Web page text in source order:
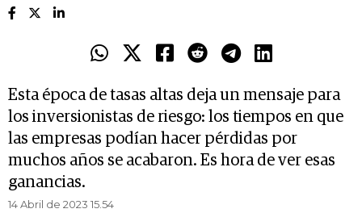
Esta época de tasas altas deja un mensaje para
los inversionistas de riesgo: los tiempos en que
las empresas podían hacer pérdidas por
muchos años se acabaron. Es hora de ver esas
ganancias.
14 Abril de 2023 15.54